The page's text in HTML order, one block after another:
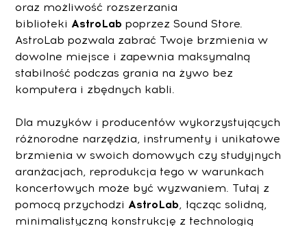
oraz możliwość rozszerzania
bibliotekiAstroLab poprzez Sound Store.
AstroLab pozwala zabrać Twoje brzmienia w
dowolne miejsce i zapewnia maksymalną
stabilność podczas grania na żywo bez
komputera i zbędnych kabli.
Dla muzyków i producentów wykorzystujących
różnorodne narzędzia, instrumenty i unikatowe
brzmienia w swoich domowych czy studyjnych
aranżacjach, reprodukcja tego w warunkach
koncertowych może być wyzwaniem. Tutaj z
pomocą przychodziAstroLab, łącząc solidną,
minimalistyczną konstrukcję z technologią